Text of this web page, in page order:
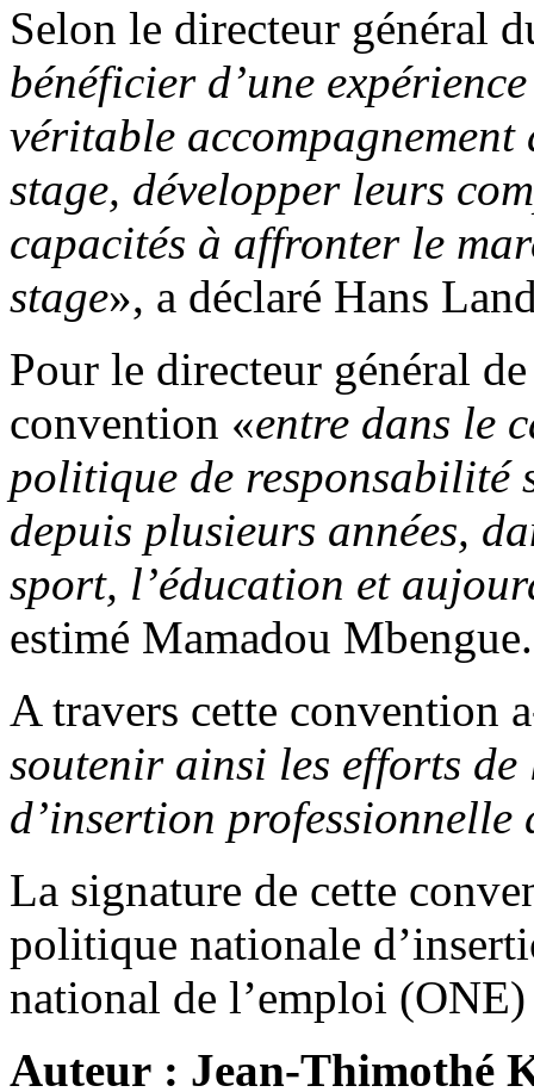
Selon le directeur général
bénéficier d’une
véritable
stage, développer leurs
capacités à affronter le
stage», a déclaré Hans
Pour le directeur général
convention «entre dans le
politique de responsabilité
depuis plusieurs années,
sport, l’éducation et
estimé Mamadou Mbengue.
A travers cette convention
soutenir ainsi les efforts
d’insertion professionnelle
La signature de cette
politique nationale
national de l’emploi
Auteur : Jean-Thimothé